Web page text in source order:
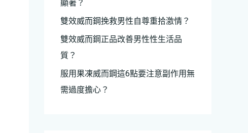
顯著？
雙效威而鋼挽救男性自尊重拾激情？
雙效威而鋼正品改善男性性生活品
質？
服用果凍威而鋼這6點要注意副作用無
需過度擔心？